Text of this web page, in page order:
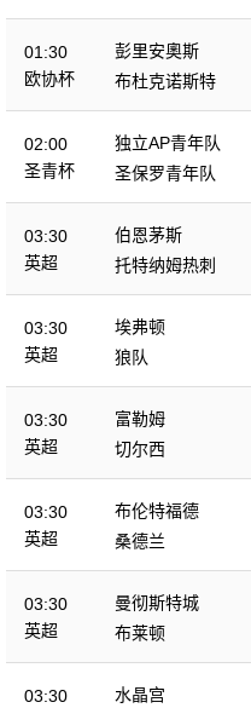
01:30
欧协杯
彭里安奧斯
布杜克诺斯特
02:00
圣青杯
独立AP青年队
圣保罗青年队
03:30
英超
伯恩茅斯
托特纳姆热刺
03:30
英超
埃弗顿
狼队
03:30
英超
富勒姆
切尔西
03:30
英超
布伦特福德
桑德兰
03:30
英超
曼彻斯特城
布莱顿
03:30
水晶宫